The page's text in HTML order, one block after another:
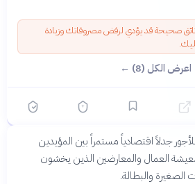
صحيحة قد يؤدي لرفض مصروفاتك وزيادة
اعرض الكل (8) ←
❌
المعارضون
قبل 3 أشهر
للأجور في الدول العربية؟
جدلاً اقتصادياً مستمراً بين المؤيدين
العمال والمعارضين الذين يخشون
الصغيرة والبطالة.